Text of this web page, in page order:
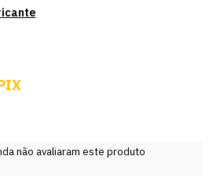
não avaliaram este produto